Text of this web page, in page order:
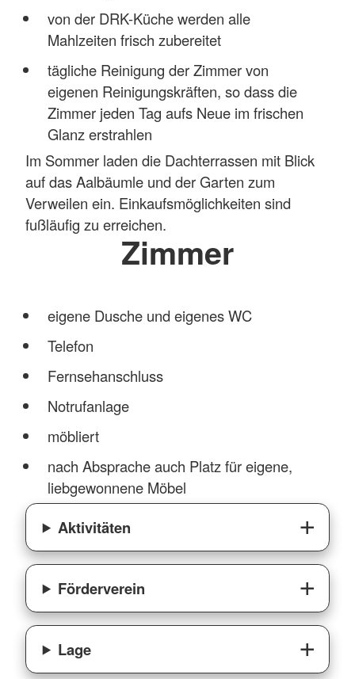
von der DRK-Küche werden alle
Mahlzeiten frisch zubereitet
tägliche Reinigung der Zimmer von
eigenen Reinigungskräften, so dass die
Zimmer jeden Tag aufs Neue im frischen
Glanz erstrahlen
Im Sommer laden die Dachterrassen mit Blick
auf das Aalbäumle und der Garten zum
Verweilen ein. Einkaufsmöglichkeiten sind
fußläufig zu erreichen.
Zimmer
eigene Dusche und eigenes WC
Telefon
Fernsehanschluss
Notrufanlage
möbliert
nach Absprache auch Platz für eigene,
liebgewonnene Möbel
Aktivitäten
Förderverein
Lage